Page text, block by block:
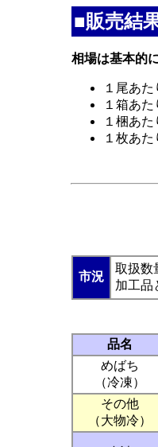
■販売結
相場は基本的
１尾あ
１箱あ
１梱あ
１枚あ
開
市況
取扱数
加工品
品名
めばち
（冷凍）
その他
（大物冷）